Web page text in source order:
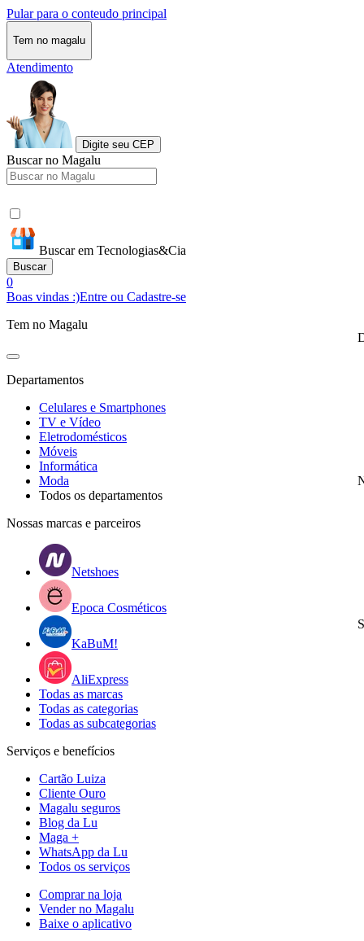
Pular para o conteudo principal
Tem no magalu
Atendimento
Digite seu CEP
Buscar no Magalu
Buscar em Tecnologias&Cia
Buscar
0
Boas vindas :)Entre ou Cadastre-se
Tem no Magalu
Departamentos
Celulares e Smartphones
TV e Vídeo
Eletrodomésticos
Móveis
Informática
Moda
Todos os departamentos
Nossas marcas e parceiros
Netshoes
Epoca Cosméticos
KaBuM!
AliExpress
Todas as marcas
Todas as categorias
Todas as subcategorias
Serviços e benefícios
Cartão Luiza
Cliente Ouro
Magalu seguros
Blog da Lu
Maga +
WhatsApp da Lu
Todos os serviços
Comprar na loja
Vender no Magalu
Baixe o aplicativo